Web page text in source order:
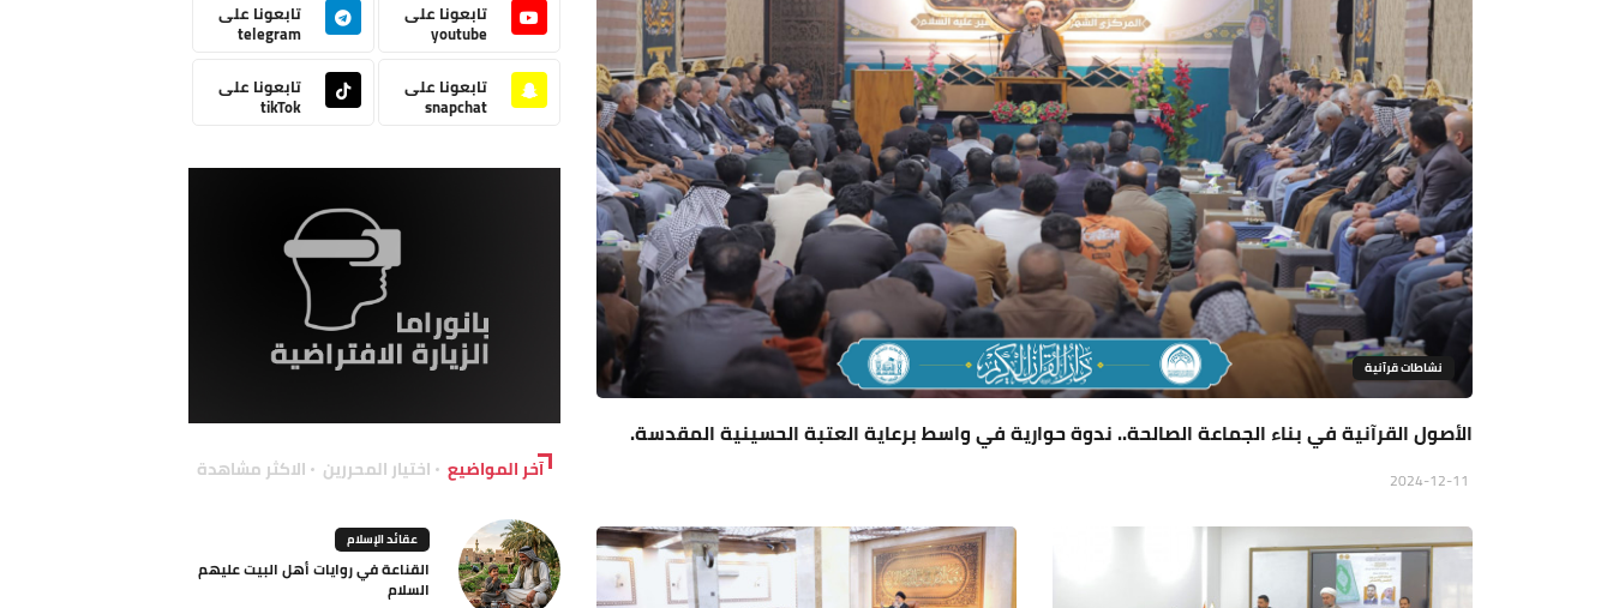
نشاطات قرآنية
الأصول القرآنية في بناء الجماعة الصالحة.. ندوة حوارية في واسط برعاية العتبة الحسينية المقدسة.
تابعونا على
youtube
تابعونا على
telegram
تابعونا على
snapchat
تابعونا على
tikTok
آخر المواضيع اختيار المحررين الاكثر مشاهدة
عقائد الإسلام
القناعة في روايات أهل البيت عليهم
السلام